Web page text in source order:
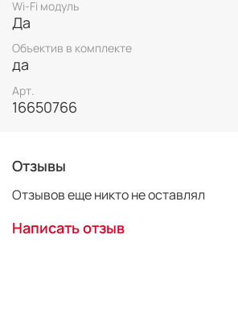
Wi-Fi модуль
Да
Объектив в комплекте
да
Арт.
16650766
Отзывы
Отзывов еще никто не оставлял
Написать отзыв